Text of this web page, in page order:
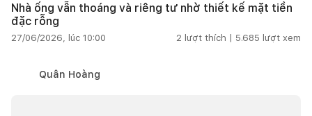
Nhà ống vẫn thoáng và riêng tư nhờ thiết kế mặt tiền
đặc rỗng
27/06/2026, lúc 10:00 2 lượt thích | 5.685 lượt xem
Quân Hoàng